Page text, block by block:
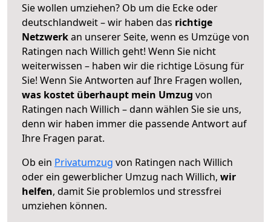
Sie wollen umziehen? Ob um die Ecke oder
deutschlandweit – wir haben das richtige
Netzwerkan unserer Seite, wenn es Umzüge von
Ratingen nach Willich geht! Wenn Sie nicht
weiterwissen – haben wir die richtige Lösung für
Sie! Wenn Sie Antworten auf Ihre Fragen wollen,
was kostet überhaupt mein Umzug von
Ratingen nach Willich – dann wählen Sie sie uns,
denn wir haben immer die passende Antwort auf
Ihre Fragen parat.
Ob ein Privatumzug von Ratingen nach Willich
oder ein gewerblicher Umzug nach Willich, wir
helfen, damit Sie problemlos und stressfrei
umziehen können.